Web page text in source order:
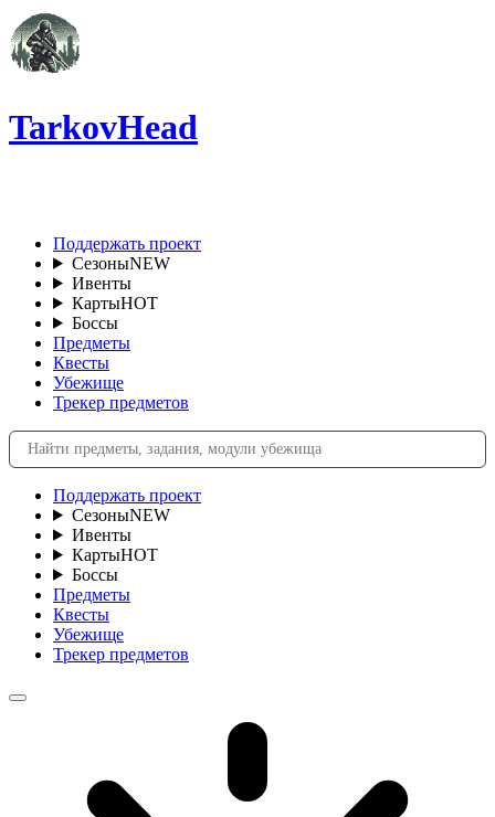
TarkovHead
Поддержать проект
СезоныNEW
Ивенты
КартыHOT
Боссы
Предметы
Квесты
Убежище
Трекер предметов
Поддержать проект
СезоныNEW
Ивенты
КартыHOT
Боссы
Предметы
Квесты
Убежище
Трекер предметов